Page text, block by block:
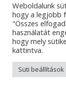
Weboldalunk
hogy a legjobb
"Összes
használatát
hogy mely
kattintva.
Süti beállítások